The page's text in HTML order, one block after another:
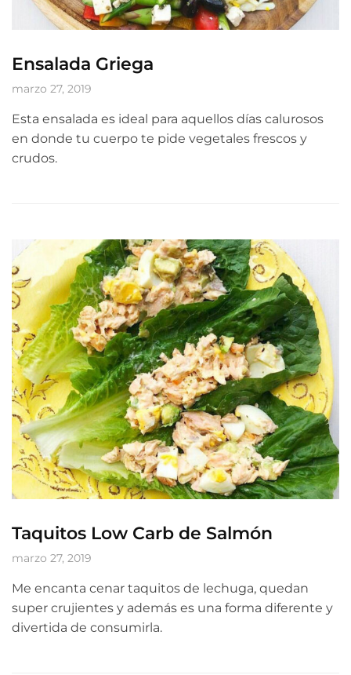
Ensalada Griega
marzo 27, 2019
Esta ensalada es ideal para aquellos días calurosos
en donde tu cuerpo te pide vegetales frescos y
crudos.
Taquitos Low Carb de Salmón
marzo 27, 2019
Me encanta cenar taquitos de lechuga, quedan
super crujientes y además es una forma diferente y
divertida de consumirla.